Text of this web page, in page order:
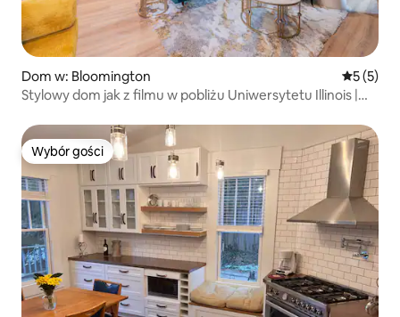
Dom w: Bloomington Średnia
5 (5)
Stylowy dom jak z filmu w pobliżu Uniwersytetu Illinois |
Wybór gości
Wybór gości